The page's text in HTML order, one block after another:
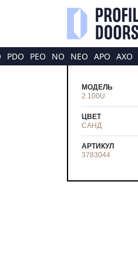
PDO PEO NO NEO APO AXO
МОДЕЛЬ
2.100U
ЦВЕТ
САНД
АРТИКУЛ
3783044